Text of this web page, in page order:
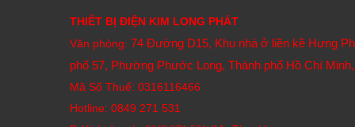
THIẾT BỊ ĐIỆN KIM LONG PHÁT
Văn phòng: 74 Đường D15, Khu nhà ở liền kề Hưng
phố 57, Phường Phước Long, Thành phố Hồ Chí
Mã Số Thuế: 0316116466
Hotline: 0849 271 531